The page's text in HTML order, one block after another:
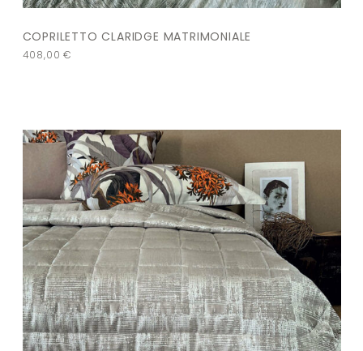
COPRILETTO CLARIDGE MATRIMONIALE
408,00€